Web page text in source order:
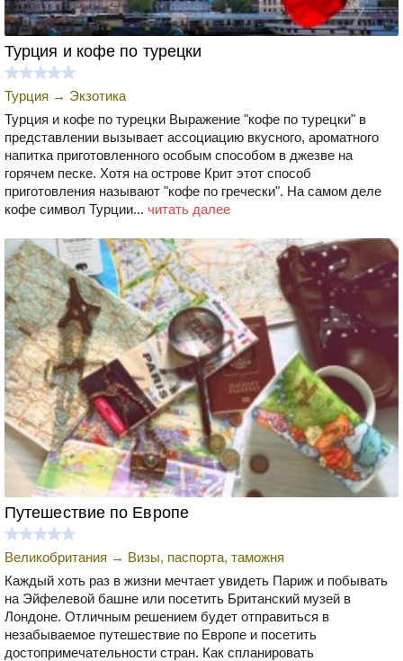
Турция и кофе по турецки
Турция → Экзотика
Турция и кофе по турецки Выражение "кофе по турецки" в
представлении вызывает ассоциацию вкусного, ароматного
напитка приготовленного особым способом в джезве на
горячем песке. Хотя на острове Крит этот способ
приготовления называют "кофе по гречески". На самом деле
кофе символ Турции... читать далее
Путешествие по Европе
Великобритания → Визы, паспорта, таможня
Каждый хоть раз в жизни мечтает увидеть Париж и побывать
на Эйфелевой башне или посетить Британский музей в
Лондоне. Отличным решением будет отправиться в
незабываемое путешествие по Европе и посетить
достопримечательности стран. Как спланировать